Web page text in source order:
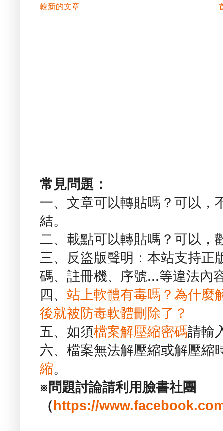
較新的文章
常見問題：
一、文章可以轉貼嗎？可以，
結。
二、載點可以轉貼嗎？可以，
三、反盜版聲明：本站支持正
碼、註冊機、序號...等違法內
四、 站上軟體有毒嗎？為什麼
後就被防毒軟體刪除了？
五、如須檔案解壓縮密碼請輸
六、檔案無法解壓縮或解壓縮
縮。
※問題討論請利用臉書社團
（ https://